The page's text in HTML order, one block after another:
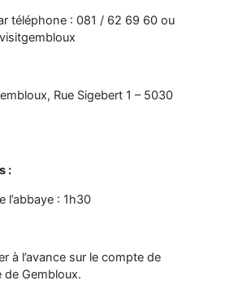
téléphone : 081 / 62 69 60 ou
Rue Sigebert 1 – 5030
:
l’abbaye : 1h30
à l’avance sur le compte de
de Gembloux.